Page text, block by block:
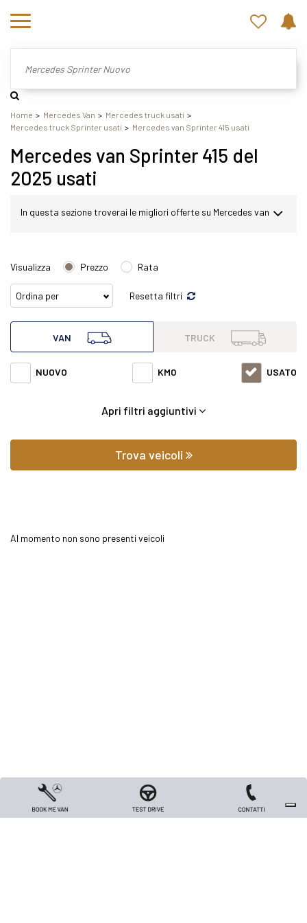
Home Mercedes Van
Mercedes truck usati
Mercedes truck Sprinter usati
Mercedes van Sprinter 415 usati
Mercedes van Sprinter 415 del
2025 usati
In questa sezione troverai le migliori offerte su Mercedes van
Mercedes van Sprinter 415 del 2025 con varie fasce di prezzi
ed equipaggiamenti in grado di soddisfare qualsiasi
esigenza di comfort o prestazione.
Oltre a conoscere il prezzo potrai scoprire gli
Visualizza Prezzo Rata
Resetta filtri
VAN TRUCK
NUOVO KM0 USATO
Apri filtri aggiuntivi
Trova veicoli
Al momento non sono presenti veicoli